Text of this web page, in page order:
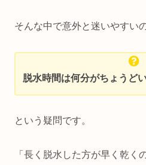
そんな中で意外と迷いやすいの
脱水時間は何分がちょうど
という疑問です。
「長く脱水した方が早く乾く